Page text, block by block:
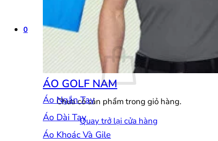
Quay trở lại cửa hàng
0
Giỏ hàng
Chưa có sản phẩm trong giỏ hàng.
Quay trở lại cửa hàng
ÁO GOLF NAM
Áo Ngắn Tay
Áo Dài Tay
Áo Khoác Và Gile